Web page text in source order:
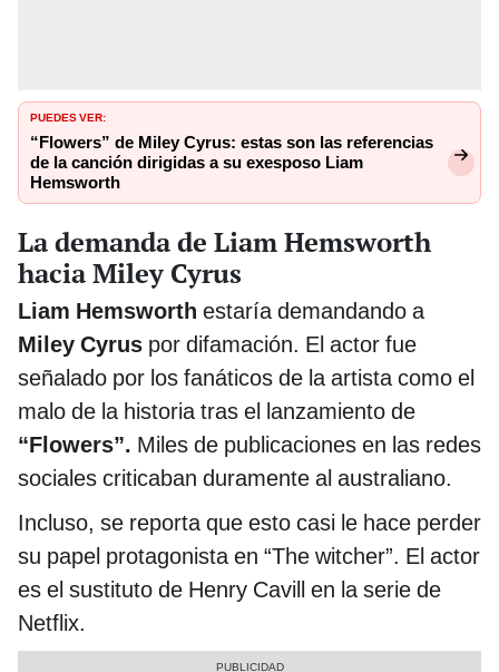
PUEDES VER:
“Flowers” de Miley Cyrus: estas son las referencias
de la canción dirigidas a su exesposo Liam
Hemsworth
La demanda de Liam Hemsworth
hacia Miley Cyrus
Liam Hemsworth estaría demandando a
Miley Cyrus por difamación. El actor fue
señalado por los fanáticos de la artista como el
malo de la historia tras el lanzamiento de
“Flowers”. Miles de publicaciones en las redes
sociales criticaban duramente al australiano.
Incluso, se reporta que esto casi le hace perder
su papel protagonista en “The witcher”. El actor
es el sustituto de Henry Cavill en la serie de
Netflix.